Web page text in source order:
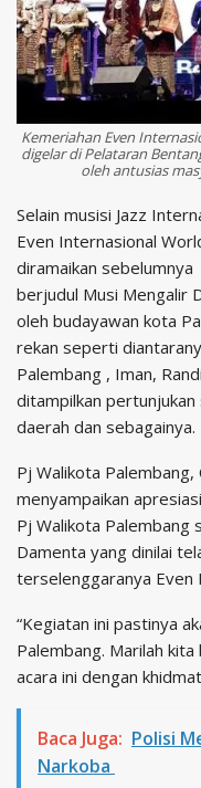
Kemeriahan Even
digelar di Pelataran
oleh antusias
Selain musisi Jazz
Even Internasional
diramaikan
berjudul Musi Mengalir
oleh budayawan kota
rekan seperti
Palembang , Iman,
ditampilkan
daerah dan sebagainya.
Pj Walikota Palembang,
menyampaikan
Pj Walikota Palembang
Damenta yang dinilai
terselenggaranya
“Kegiatan ini pastinya
Palembang. Marilah
acara ini dengan
Baca Juga: Polisi
Narkoba